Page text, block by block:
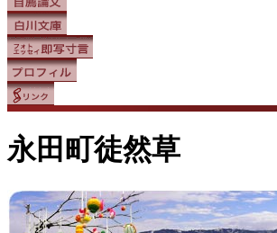
永田町徒然草